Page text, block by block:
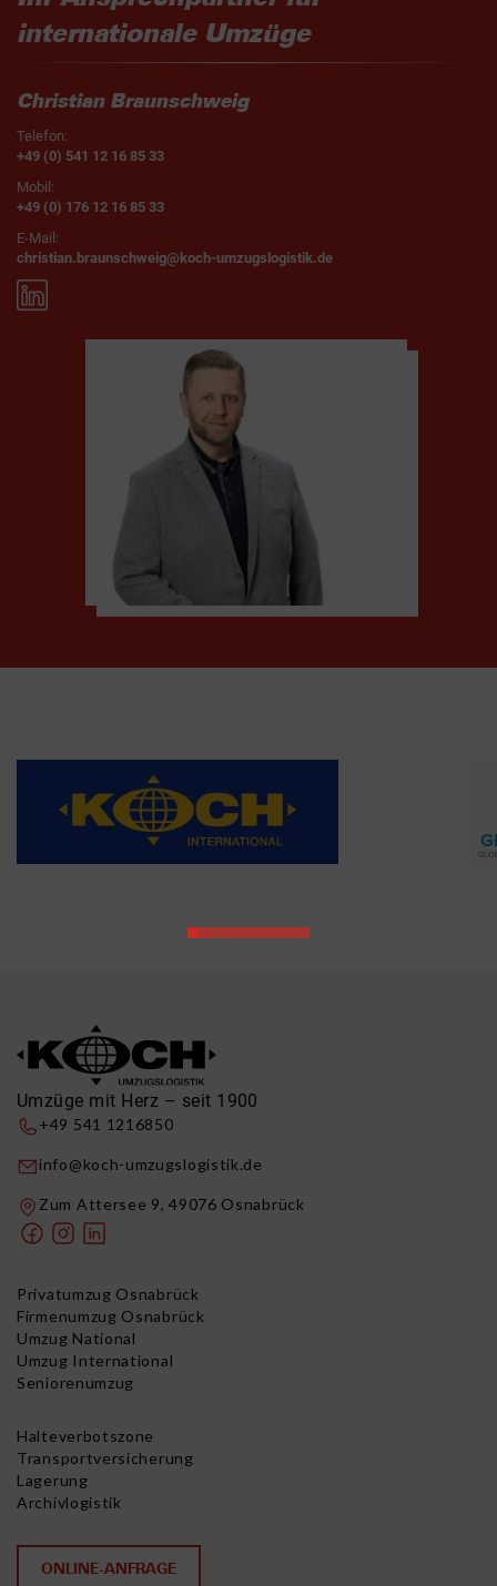
internationale Umzüge
Christian Braunschweig
Telefon:
+49 (0) 541 12 16 85 33
Mobil:
+49 (0) 176 12 16 85 33
E-Mail:
christian.braunschweig@koch-umzugslogistik.de
Umzüge mit Herz – seit 1900
+49 541 1216850
info@koch-umzugslogistik.de
Zum Attersee 9, 49076 Osnabrück
Privatumzug Osnabrück
Firmenumzug Osnabrück
Umzug National
Umzug International
Seniorenumzug
Halteverbotszone
Transportversicherung
Lagerung
Archivlogistik
ONLINE-ANFRAGE